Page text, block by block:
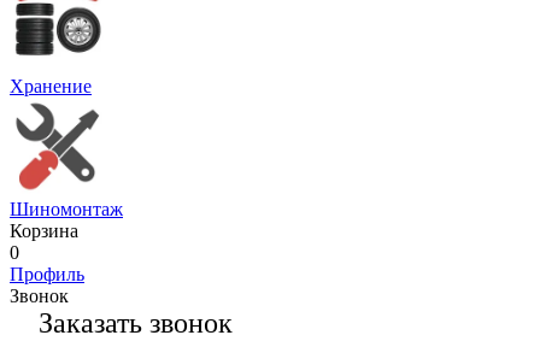
Хранение
Шиномонтаж
Корзина
0
Профиль
Звонок
Заказать звонок